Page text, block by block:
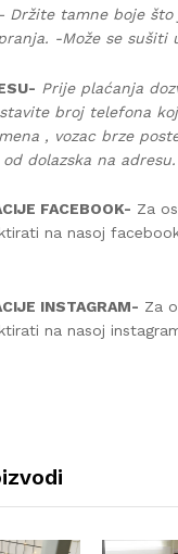
Držite tamne boje što
-Može se sušiti
Prije plaćanja
broj telefona
, vozac brze
dolazska na adresu.
FACEBOOK- Za
na nasoj
INSTAGRAM- Za
na nasoj